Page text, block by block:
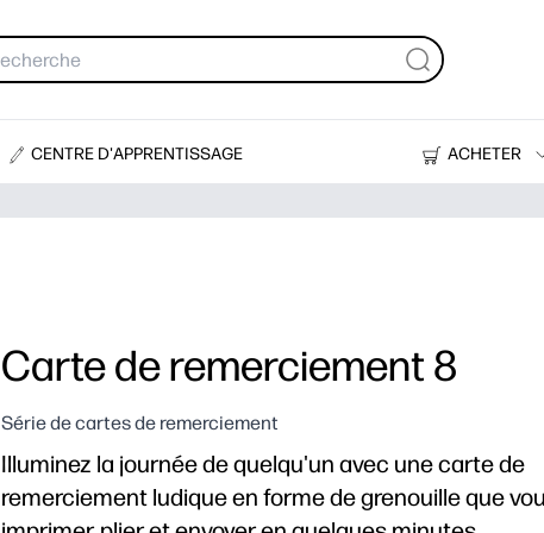
CENTRE D'APPRENTISSAGE
ACHETER
Carte de remerciement 8
Série de cartes de remerciement
Illuminez la journée de quelqu'un avec une carte de
remerciement ludique en forme de grenouille que